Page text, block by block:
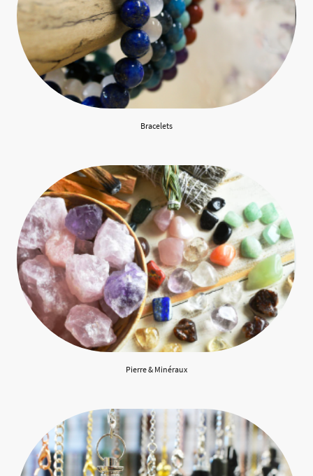
Bracelets
Pierre & Minéraux